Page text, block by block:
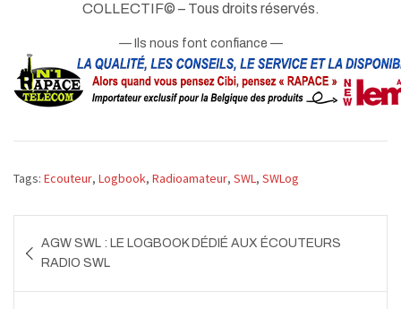
COLLECTIF© – Tous droits réservés.
— Ils nous font confiance —
Tags: Ecouteur, Logbook, Radioamateur, SWL, SWLog
de
l’article
AGW SWL : LE LOGBOOK DÉDIÉ AUX ÉCOUTEURS
RADIO SWL